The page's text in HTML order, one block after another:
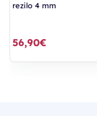
rezilo 4 mm
56,90€